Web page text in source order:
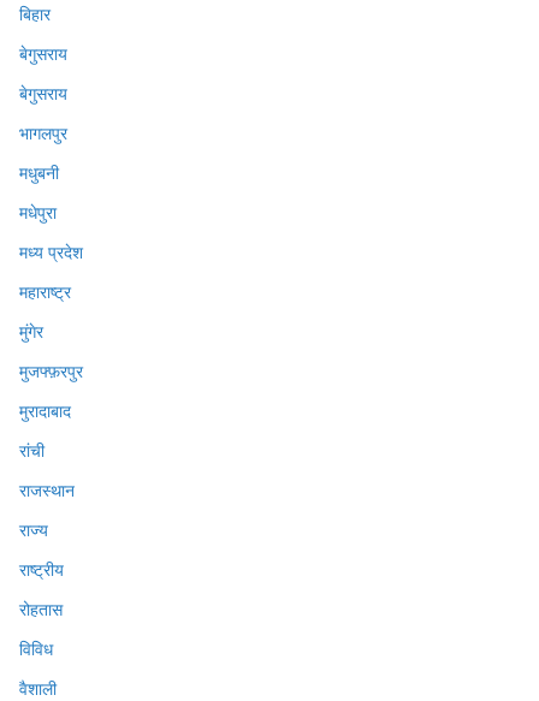
बिहार
बेगुसराय
बेगुसराय
भागलपुर
मधुबनी
मधेपुरा
मध्य प्रदेश
महाराष्ट्र
मुंगेर
मुजफ्फ़रपुर
मुरादाबाद
रांची
राजस्थान
राज्य
राष्ट्रीय
रोहतास
विविध
वैशाली